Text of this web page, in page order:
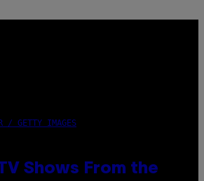
/ GETTY IMAGES
Shows From the